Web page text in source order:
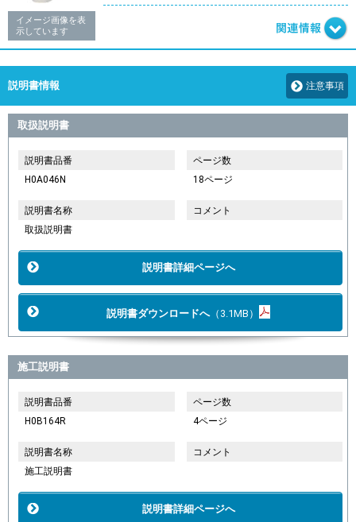
イメージ画像を表
示しています
説明書情報 注意事項
取扱説明書
説明書品番
H0A046N
ページ数
18ページ
説明書名称
取扱説明書
コメント
説明書詳細ページへ
説明書ダウンロードへ（3.1MB）
施工説明書
説明書品番
H0B164R
ページ数
4ページ
説明書名称
施工説明書
コメント
説明書詳細ページへ